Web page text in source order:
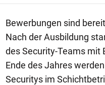
Bewerbungen sind
Nach der Ausbildung
des Security-Teams mit
Ende des Jahres
Securitys im